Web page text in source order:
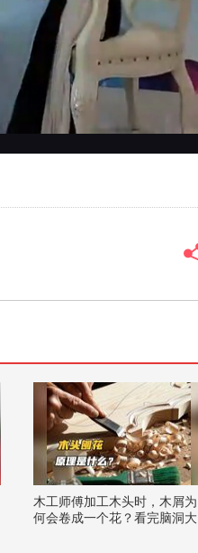
木工师傅加工木头时，木屑为
何会卷成一个花？看完脑洞大